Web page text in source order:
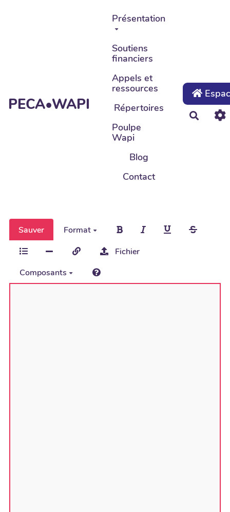
Aller au contenu principal
PECA•WAPI
Présentation
Soutiens
financiers
Appels et
ressources
Répertoires
Poulpe
Wapi
Blog
Contact
Sauver
Format
Fichier
Composants